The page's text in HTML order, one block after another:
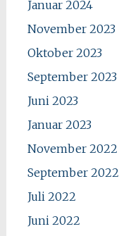
Januar 2024
November 2023
Oktober 2023
September 2023
Juni 2023
Januar 2023
November 2022
September 2022
Juli 2022
Juni 2022